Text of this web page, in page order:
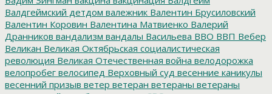
Валдгеймский детдом валежник Валентин Брусиловский
Валентин Коровин Валентина Матвиенко Валерий
Дранников вандализм вандалы Васильева ВВО ВВП Вебер
Великан Великая Октябрьская социалистическая
революция Великая Отечественная война велодорожка
велопробег велосипед Верховный суд весенние каникулы
весенний призыв ветер ветеран ветераны ветераны